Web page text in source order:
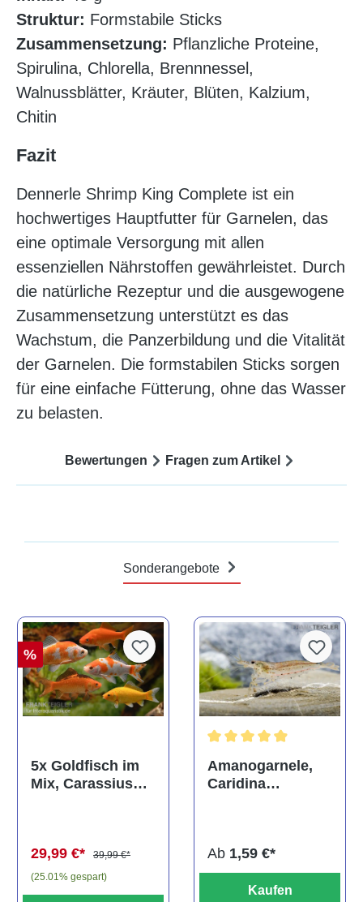
Struktur: Formstabile Sticks
Zusammensetzung: Pflanzliche Proteine,
Spirulina, Chlorella, Brennnessel,
Walnussblätter, Kräuter, Blüten, Kalzium,
Chitin
Fazit
Dennerle Shrimp King Complete ist ein
hochwertiges Hauptfutter für Garnelen, das
eine optimale Versorgung mit allen
essenziellen Nährstoffen gewährleistet. Durch
die natürliche Rezeptur und die ausgewogene
Zusammensetzung unterstützt es das
Wachstum, die Panzerbildung und die Vitalität
der Garnelen. Die formstabilen Sticks sorgen
für eine einfache Fütterung, ohne das Wasser
zu belasten.
Bewertungen Fragen zum Artikel
Sonderangebote
%
5x Goldfisch im
Mix, Carassius
29,99 €*
39,99 €*
(25.01% gespart)
Amanogarnele,
Caridina
Ab 1,59 €*
Kaufen